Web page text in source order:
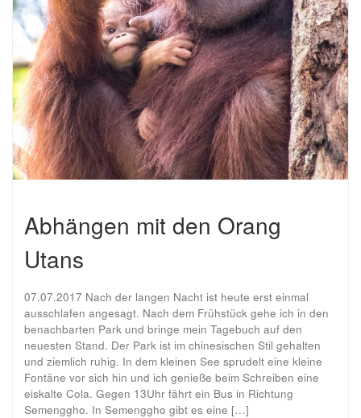
Abhängen mit den Orang
Utans
07.07.2017 Nach der langen Nacht ist heute erst einmal
ausschlafen angesagt. Nach dem Frühstück gehe ich in den
benachbarten Park und bringe mein Tagebuch auf den
neuesten Stand. Der Park ist im chinesischen Stil gehalten
und ziemlich ruhig. In dem kleinen See sprudelt eine kleine
Fontäne vor sich hin und ich genieße beim Schreiben eine
eiskalte Cola. Gegen 13Uhr fährt ein Bus in Richtung
Semenggho. In Semenggho gibt es eine […]